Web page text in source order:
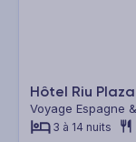
Hôtel Riu
Voyage Espagne
3 à 14 nuits